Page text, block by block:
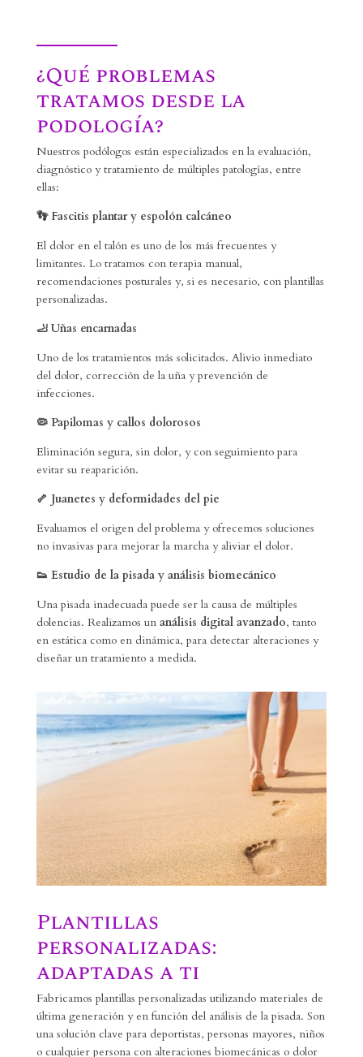
¿Qué problemas
tratamos desde la
podología?
Nuestros podólogos están especializados en la evaluación,
diagnóstico y tratamiento de múltiples patologías, entre
ellas:
👣Fascitis plantar y espolón calcáneo
El dolor en el talón es uno de los más frecuentes y
limitantes. Lo tratamos con terapia manual,
recomendaciones posturales y, si es necesario, con plantillas
personalizadas.
🦶Uñas encarnadas
Uno de los tratamientos más solicitados. Alivio inmediato
del dolor, corrección de la uña y prevención de
infecciones.
🦠Papilomas y callos dolorosos
Eliminación segura, sin dolor, y con seguimiento para
evitar su reaparición.
🦴 Juanetes y deformidades del pie
Evaluamos el origen del problema y ofrecemos soluciones
no invasivas para mejorar la marcha y aliviar el dolor.
👟 Estudio de la pisada y análisis biomecánico
Una pisada inadecuada puede ser la causa de múltiples
dolencias. Realizamos un análisis digital avanzado, tanto
en estática como en dinámica, para detectar alteraciones y
diseñar un tratamiento a medida.
Plantillas
personalizadas:
adaptadas a ti
Fabricamos plantillas personalizadas utilizando materiales de
última generación y en función del análisis de la pisada. Son
una solución clave para deportistas, personas mayores, niños
o cualquier persona con alteraciones biomecánicas o dolor